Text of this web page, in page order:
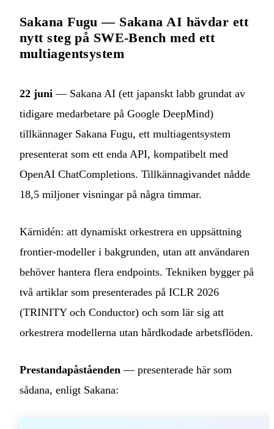
Sakana Fugu — Sakana AI hävdar ett
nytt steg på SWE-Bench med ett
multiagentsystem
22 juni — Sakana AI (ett japanskt labb grundat av
tidigare medarbetare på Google DeepMind)
tillkännager Sakana Fugu, ett multiagentsystem
presenterat som ett enda API, kompatibelt med
OpenAI ChatCompletions. Tillkännagivandet nådde
18,5 miljoner visningar på några timmar.
Kärnidén: att dynamiskt orkestrera en uppsättning
frontier-modeller i bakgrunden, utan att användaren
behöver hantera flera endpoints. Tekniken bygger på
två artiklar som presenterades på ICLR 2026
(TRINITY och Conductor) och som lär sig att
orkestrera modellerna utan hårdkodade arbetsflöden.
Prestandapåståenden — presenterade här som
sådana, enligt Sakana: